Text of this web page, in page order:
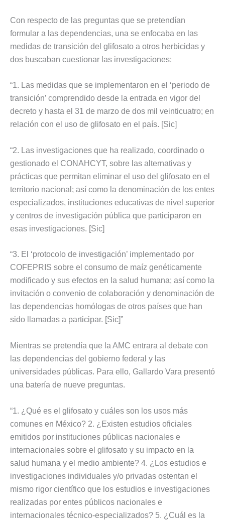
Con respecto de las preguntas que se pretendían
formular a las dependencias, una se enfocaba en las
medidas de transición del glifosato a otros herbicidas y
dos buscaban cuestionar las investigaciones:
“1. Las medidas que se implementaron en el ‘periodo de
transición’ comprendido desde la entrada en vigor del
decreto y hasta el 31 de marzo de dos mil veinticuatro; en
relación con el uso de glifosato en el país. [Sic]
“2. Las investigaciones que ha realizado, coordinado o
gestionado el CONAHCYT, sobre las alternativas y
prácticas que permitan eliminar el uso del glifosato en el
territorio nacional; así como la denominación de los entes
especializados, instituciones educativas de nivel superior
y centros de investigación pública que participaron en
esas investigaciones. [Sic]
“3. El ‘protocolo de investigación’ implementado por
COFEPRIS sobre el consumo de maíz genéticamente
modificado y sus efectos en la salud humana; así como la
invitación o convenio de colaboración y denominación de
las dependencias homólogas de otros países que han
sido llamadas a participar. [Sic]”
Mientras se pretendía que la AMC entrara al debate con
las dependencias del gobierno federal y las
universidades públicas. Para ello, Gallardo Vara presentó
una batería de nueve preguntas.
“1. ¿Qué es el glifosato y cuáles son los usos más
comunes en México? 2. ¿Existen estudios oficiales
emitidos por instituciones públicas nacionales e
internacionales sobre el glifosato y su impacto en la
salud humana y el medio ambiente? 4. ¿Los estudios e
investigaciones individuales y/o privadas ostentan el
mismo rigor científico que los estudios e investigaciones
realizadas por entes públicos nacionales e
internacionales técnico-especializados? 5. ¿Cuál es la